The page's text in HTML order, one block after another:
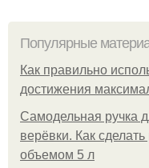
Популярные
Как правильно
достижения
Самодельная ручка
верёвки. Как
объемом 5 л